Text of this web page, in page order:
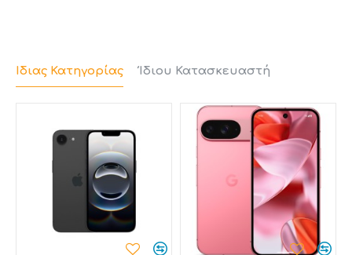
Μεγάλη διάρκεια
λειτουργίας της
μπαταρίας
Ίδιας Κατηγορίας Ίδιου Κατασκευαστή